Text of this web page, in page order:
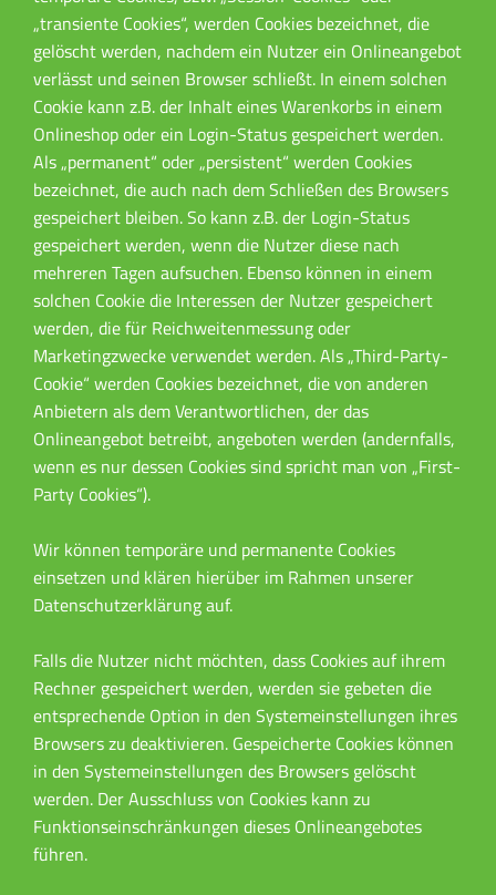
„transiente Cookies“, werden Cookies bezeichnet, die
gelöscht werden, nachdem ein Nutzer ein Onlineangebot
verlässt und seinen Browser schließt. In einem solchen
Cookie kann z.B. der Inhalt eines Warenkorbs in einem
Onlineshop oder ein Login-Status gespeichert werden.
Als „permanent“ oder „persistent“ werden Cookies
bezeichnet, die auch nach dem Schließen des Browsers
gespeichert bleiben. So kann z.B. der Login-Status
gespeichert werden, wenn die Nutzer diese nach
mehreren Tagen aufsuchen. Ebenso können in einem
solchen Cookie die Interessen der Nutzer gespeichert
werden, die für Reichweitenmessung oder
Marketingzwecke verwendet werden. Als „Third-Party-
Cookie“ werden Cookies bezeichnet, die von anderen
Anbietern als dem Verantwortlichen, der das
Onlineangebot betreibt, angeboten werden (andernfalls,
wenn es nur dessen Cookies sind spricht man von „First-
Party Cookies“).
Wir können temporäre und permanente Cookies
einsetzen und klären hierüber im Rahmen unserer
Datenschutzerklärung auf.
Falls die Nutzer nicht möchten, dass Cookies auf ihrem
Rechner gespeichert werden, werden sie gebeten die
entsprechende Option in den Systemeinstellungen ihres
Browsers zu deaktivieren. Gespeicherte Cookies können
in den Systemeinstellungen des Browsers gelöscht
werden. Der Ausschluss von Cookies kann zu
Funktionseinschränkungen dieses Onlineangebotes
führen.